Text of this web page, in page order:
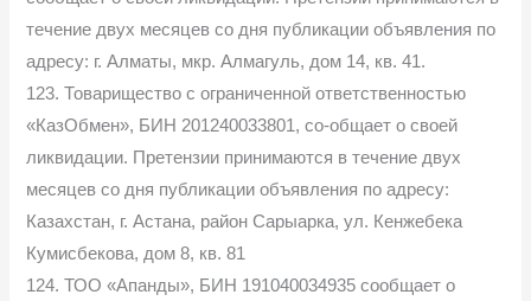
течение двух месяцев со дня публикации объявления по
адресу: г. Алматы, мкр. Алмагуль, дом 14, кв. 41.
123. Товарищество с ограниченной ответственностью
«КазОбмен», БИН 201240033801, со-общает о своей
ликвидации. Претензии принимаются в течение двух
месяцев со дня публикации объявления по адресу:
Казахстан, г. Астана, район Сарыарка, ул. Кенжебека
Кумисбекова, дом 8, кв. 81
124. ТОО «Апанды», БИН 191040034935 сообщает о